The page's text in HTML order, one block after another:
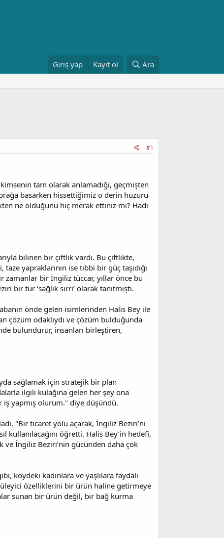
Giriş yap Kayıt ol Ara
#1
tam olarak anlamadığı, geçmişten
basarken hissettiğimiz o derin huzuru
ne olduğunu hiç merak ettiniz mi? Hadi
bilinen bir çiftlik vardı. Bu çiftlikte,
yapraklarının ise tıbbi bir güç taşıdığı
zamanlar bir İngiliz tüccar, yıllar önce bu
tür ‘sağlık sırrı’ olarak tanıtmıştı.
önde gelen isimlerinden Halis Bey ile
çözüm odaklıydı ve çözüm bulduğunda
bulundurur, insanları birleştiren,
sağlamak için stratejik bir plan
ilgili kulağına gelen her şey ona
yapmış olurum." diye düşündü.
"Bir ticaret yolu açarak, İngiliz Beziri’ni
öğretti. Halis Bey’in hedefi,
ve İngiliz Beziri’nin gücünden daha çok
köydeki kadınlara ve yaşlılara faydalı
özelliklerini bir ürün haline getirmeye
sunan bir ürün değil, bir bağ kurma